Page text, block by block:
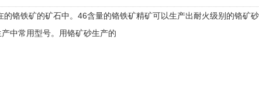
铬铁矿的矿石中。46含量的铬铁矿精矿可以生产出耐火级别的铬矿
中常用型号。用铬矿砂生产的